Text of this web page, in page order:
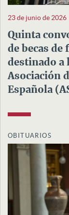
23 de junio de 2026
Quinta
de becas
destinado a
Asociación
Española
OBITUARIOS